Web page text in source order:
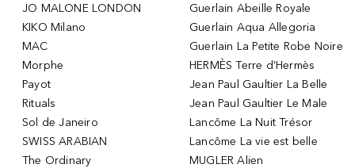
JO MALONE LONDON
KIKO Milano
MAC
Morphe
Payot
Rituals
Sol de Janeiro
SWISS ARABIAN
The Ordinary
Guerlain Abeille Royale
Guerlain Aqua Allegoria
Guerlain La Petite Robe Noire
HERMÈS Terre d’Hermès
Jean Paul Gaultier La Belle
Jean Paul Gaultier Le Male
Lancôme La Nuit Trésor
Lancôme La vie est belle
MUGLER Alien